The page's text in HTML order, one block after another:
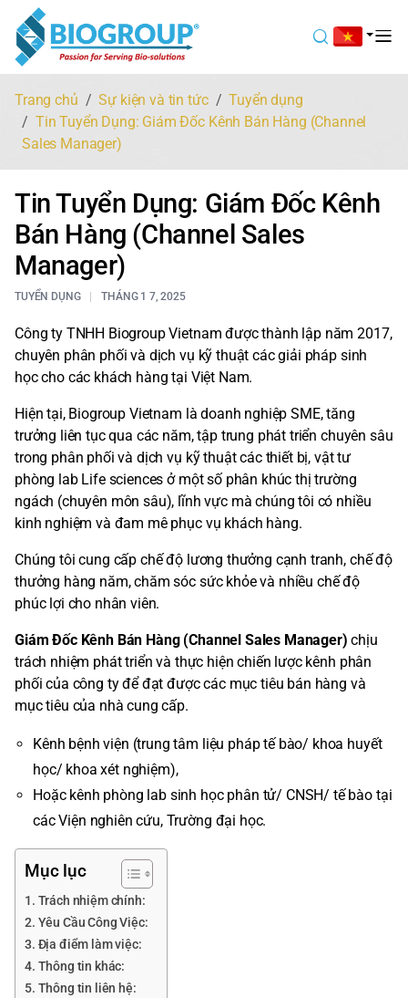
Trang chủ Sự kiện và tin tức
Tuyển dụng
Tin Tuyển Dụng: Giám Đốc Kênh Bán Hàng (Channel
Sales Manager)
Tin Tuyển Dụng: Giám Đốc Kênh
Bán Hàng (Channel Sales
Manager)
TUYỂN DỤNG THÁNG 1 7, 2025
Công ty TNHH Biogroup Vietnam được thành lập năm 2017,
chuyên phân phối và dịch vụ kỹ thuật các giải pháp sinh
học cho các khách hàng tại Việt Nam.
Hiện tại, Biogroup Vietnam là doanh nghiệp SME, tăng
trưởng liên tục qua các năm, tập trung phát triển chuyên sâu
trong phân phối và dịch vụ kỹ thuật các thiết bị, vật tư
phòng lab Life sciences ở một số phân khúc thị trường
ngách (chuyên môn sâu), lĩnh vực mà chúng tôi có nhiều
kinh nghiệm và đam mê phục vụ khách hàng.
Chúng tôi cung cấp chế độ lương thưởng cạnh tranh, chế độ
thưởng hàng năm, chăm sóc sức khỏe và nhiều chế độ
phúc lợi cho nhân viên.
Giám Đốc Kênh Bán Hàng (Channel Sales Manager) chịu
trách nhiệm phát triển và thực hiện chiến lược kênh phân
phối của công ty để đạt được các mục tiêu bán hàng và
mục tiêu của nhà cung cấp.
Kênh bệnh viện (trung tâm liệu pháp tế bào/ khoa huyết
học/ khoa xét nghiệm),
Hoặc kênh phòng lab sinh học phân tử/ CNSH/ tế bào tại
các Viện nghiên cứu, Trường đại học.
Mục lục
Trách nhiệm chính:
Yêu Cầu Công Việc:
Địa điểm làm việc:
Thông tin khác:
Thông tin liên hệ: